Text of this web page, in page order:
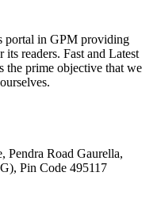
portal in GPM providing
readers. Fast and Latest
the prime objective that we
Pendra Road Gaurella,
Pin Code 495117